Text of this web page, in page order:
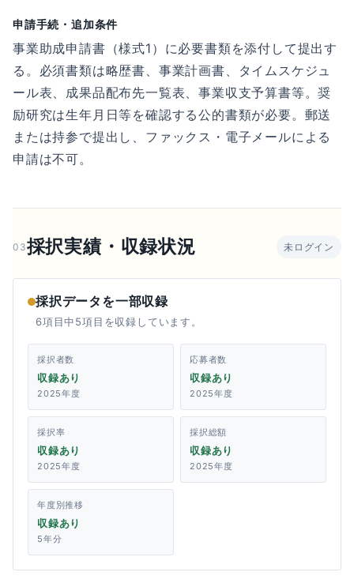
申請手続・追加条件
事業助成申請書（様式1）に必要書類を添付して提出す
る。必須書類は略歴書、事業計画書、タイムスケジュ
ール表、成果品配布先一覧表、事業収支予算書等。奨
励研究は生年月日等を確認する公的書類が必要。郵送
または持参で提出し、ファックス・電子メールによる
申請は不可。
03採択実績・収録状況 未ログイン
採択データを一部収録
6項目中5項目を収録しています。
採択者数
収録あり
2025年度
応募者数
収録あり
2025年度
採択率
収録あり
2025年度
採択総額
収録あり
2025年度
年度別推移
収録あり
5年分